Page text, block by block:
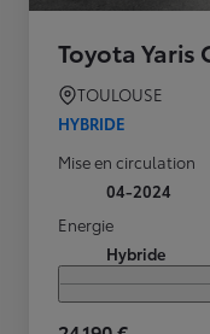
Toyota Yaris
TOULOUSE
HYBRIDE
Mise en circulation
04-2024
Energie
Hybride